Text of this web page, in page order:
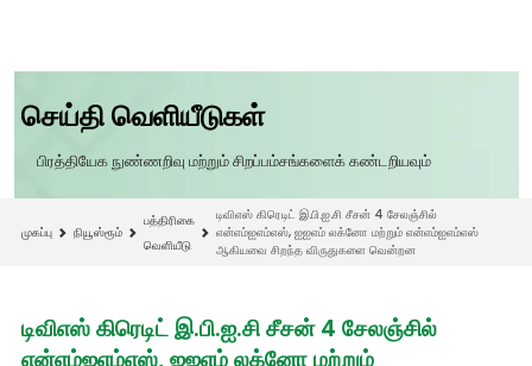
செய்தி வெளியீடுகள்
பிரத்தியேக நுண்ணறிவு மற்றும் சிறப்பம்சங்களைக் கண்டறியவும்
முகப்பு நியூஸ்ரூம்
பத்திரிகை
வெளியீடு
டிவிஎஸ் கிரெடிட் இ.பி.ஐ.சி சீசன் 4 சேலஞ்சில்
என்எம்ஐஎம்எஸ், ஐஐஎம் லக்னோ மற்றும் என்எம்ஐஎம்எஸ்
ஆகியவை சிறந்த விருதுகளை வென்றன
டிவிஎஸ் கிரெடிட் இ.பி.ஐ.சி சீசன் 4 சேலஞ்சில்
என்எம்ஐஎம்எஸ், ஐஐஎம் லக்னோ மற்றும்